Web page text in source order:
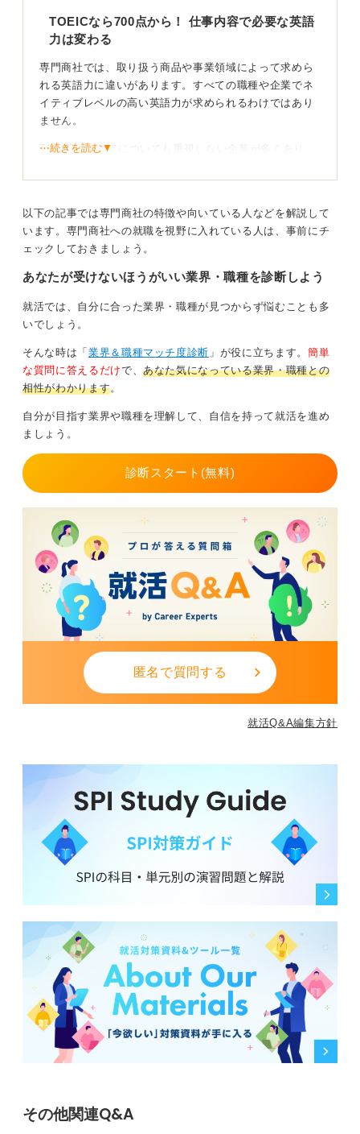
TOEICなら700点から！ 仕事内容で必要な英語
力は変わる
専門商社では、取り扱う商品や事業領域によって求めら
れる英語力に違いがあります。すべての職種や企業でネ
イティブレベルの高い英語力が求められるわけではあり
ません。
TOEICのスコアについても重視しない企業が多くあり、
が多いと言われています。
しかし、輸出入を中心とする貿易関連業務や海外駐在、
海外出張が多い業務であれば、英語は重要なスキルとさ
れます。
海外とのメールや書類作成が多い業務では、英文を正確
現地パートナーと直接やり取りをおこなうような業務で
は、ネイティブレベルの英語力が求められることがあり
ます。
こうした業務では、英語での電話応対、オンラインミー
ティング、契約交渉などをする機会もあるため、実践的
な英語によるコミュニケーション力が必要となるでしょ
う。
まずは志望する企業を確認！ 英語力は働きながら付けよ
ありません。
実際に、入社後に実務を通じて英語スキルを高めていく
人も多く、語学研修や英語学習支援制度を設けている企
業もあるので、入社してから少しずつ英語力をつけてい
っても問題はないでしょう。
まずは自分が興味のある業界や企業の募集要項や事業内
とよいと思います。
0
⋯続きを読む▼
以下の記事では専門商社の特徴や向いている人などを解説して
います。専門商社への就職を視野に入れている人は、事前にチ
ェックしておきましょう。
あなたが受けないほうがいい業界・職種を診断しよう
就活では、自分に合った業界・職種が見つからず悩むことも多
いでしょう。
そんな時は「 業界＆職種マッチ度診断 」が役に立ちます。 簡単
な質問に答えるだけで、あなた気になっている業界・職種との
相性がわかります。
自分が目指す業界や職種を理解して、自信を持って就活を進め
ましょう。
診断スタート(無料)
匿名で質問する
就活Q&A編集方針
その他関連Q&A